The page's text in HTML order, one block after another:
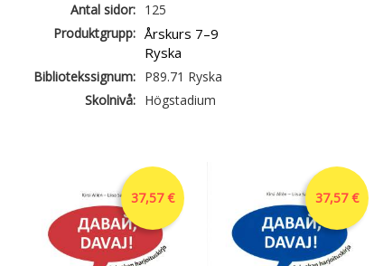
Antal sidor:
125
Produktgrupp: Årskurs 7–9
Ryska
Bibliotekssignum:
P89.71 Ryska
Skolnivå:
Högstadium
37,57 € 37,57 €